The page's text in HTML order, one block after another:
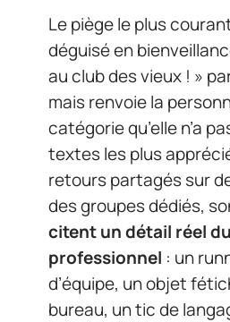
Le piège le plus
déguisé en
au club des vieux ! »
mais renvoie la
catégorie qu’elle n’a
textes les plus
retours partagés sur
des groupes dédiés,
citent un détail réel
professionnel : un
d’équipe, un objet
bureau, un tic de